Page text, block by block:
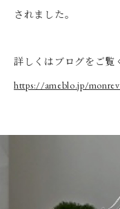
されました。
詳しくはブログをご覧
https://ameblo.jp/